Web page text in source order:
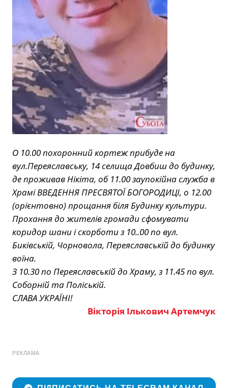
О 10.00 похоронний кортеж прибуде на
вул.Переяславську, 14 селища Довбиш до будинку,
де проживав Нікіта, об 11.00 заупокійна служба в
Храмі ВВЕДЕННЯ ПРЕСВЯТОЇ БОГОРОДИЦІ, о 12.00
(орієнтовно) прощання біля Будинку культури.
Прохання до жителів громади сфомувати
коридор шани і скорботи з 10..00 по вул.
Биківській, Чорновола, Переяславській до будинку
воїна.
З 10.30 по Переяславській до Храму, з 11.45 по вул.
Соборній та Поліській.
СЛАВА УКРАЇНІ!
Вікторія Ількович Артемчук
РЕКЛАМА